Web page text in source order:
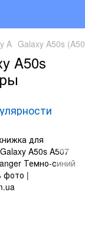
A Galaxy A50s
A50s